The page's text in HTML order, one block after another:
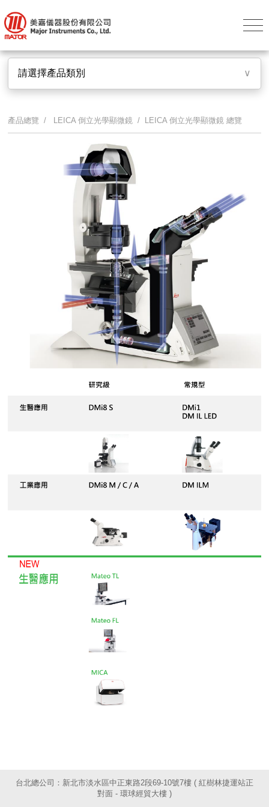
請選擇產品類別 ∨
產品總覽 / LEICA 倒立光學顯微鏡 / LEICA 倒立光學顯微鏡 總覽
台北總公司：新北市淡水區中正東路2段69-10號7樓 ( 紅樹林捷運站正
對面 - 環球經貿大樓 )